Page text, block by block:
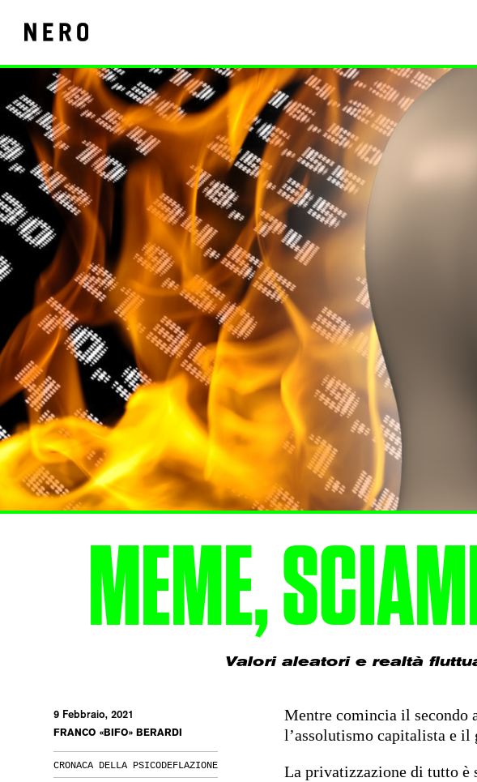
MEME,
Valori aleatori e realtà
9 Febbraio, 2021
FRANCO «BIFO» BERARDI
CRONACA DELLA PSICODEFLAZIONE
Mentre comincia il secondo
l’assolutismo capitalista e il
La privatizzazione di tutto è